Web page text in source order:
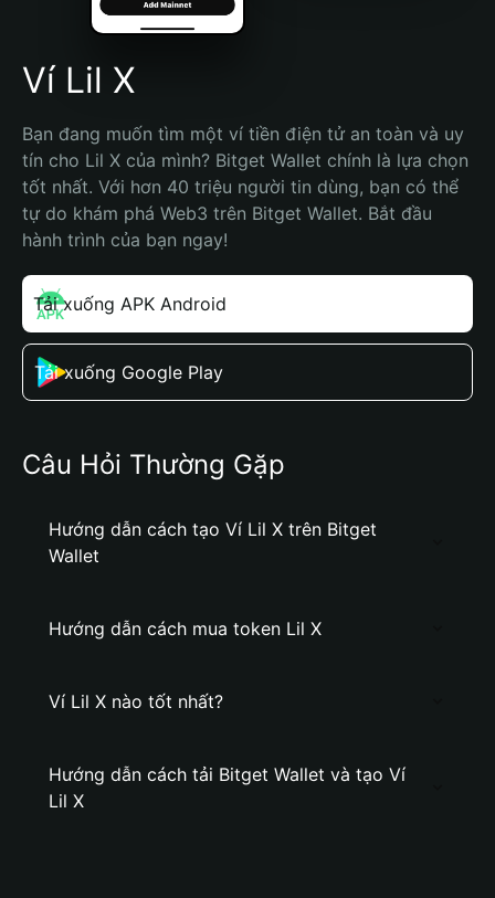
Español (Argentina)
Ví Lil X
Bạn đang muốn tìm một ví tiền điện tử an toàn và uy
tín cho Lil X của mình? Bitget Wallet chính là lựa chọn
tốt nhất. Với hơn 40 triệu người tin dùng, bạn có thể
tự do khám phá Web3 trên Bitget Wallet. Bắt đầu
hành trình của bạn ngay!
Tải xuống APK Android
Tải xuống Google Play
Câu Hỏi Thường Gặp
Hướng dẫn cách tạo Ví Lil X trên Bitget
Wallet
Hướng dẫn cách mua token Lil X
Ví Lil X nào tốt nhất?
Hướng dẫn cách tải Bitget Wallet và tạo Ví
Lil X